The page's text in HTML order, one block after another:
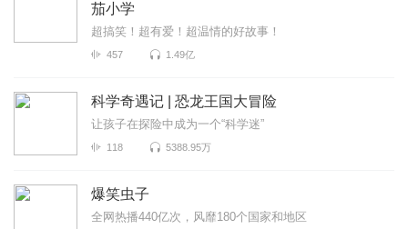
茄小学
超搞笑！超有爱！超温情的好故事！
457 1.49亿
科学奇遇记 | 恐龙王国大冒险
让孩子在探险中成为一个“科学迷”
118 5388.95万
爆笑虫子
全网热播440亿次，风靡180个国家和地区